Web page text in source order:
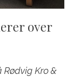
over
Kro &